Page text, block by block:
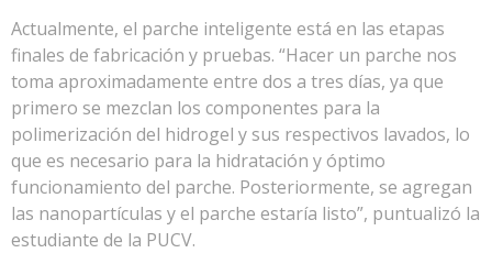
Actualmente, el parche inteligente está en las etapas
finales de fabricación y pruebas. “Hacer un parche nos
toma aproximadamente entre dos a tres días, ya que
primero se mezclan los componentes para la
polimerización del hidrogel y sus respectivos lavados, lo
que es necesario para la hidratación y óptimo
funcionamiento del parche. Posteriormente, se agregan
las nanopartículas y el parche estaría listo”, puntualizó la
estudiante de la PUCV.